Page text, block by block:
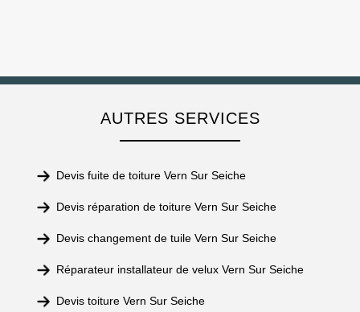
AUTRES SERVICES
Devis fuite de toiture Vern Sur Seiche
Devis réparation de toiture Vern Sur Seiche
Devis changement de tuile Vern Sur Seiche
Réparateur installateur de velux Vern Sur Seiche
Devis toiture Vern Sur Seiche